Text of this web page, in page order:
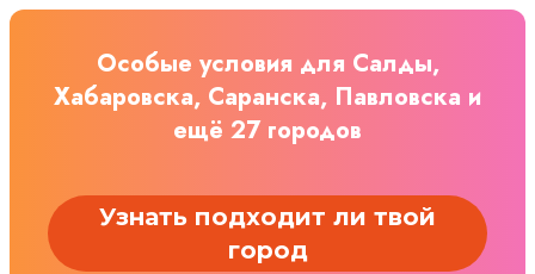
Особые условия для Салды,
Хабаровска, Саранска, Павловска и
ещё 27 городов
Узнать подходит ли твой
город